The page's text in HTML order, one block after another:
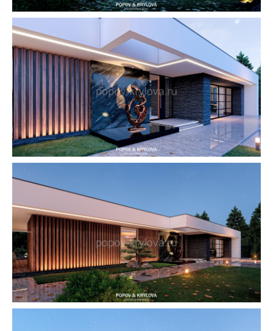
Позвонить
Остались вопросы?
Мы с радостью вас
проконсультируем. Позвоните нам
или напишите в мессенджеры